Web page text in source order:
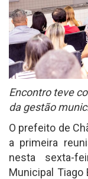
Encontro teve
da gestão
O prefeito de
a primeira
nesta sexta-
Municipal Tiago